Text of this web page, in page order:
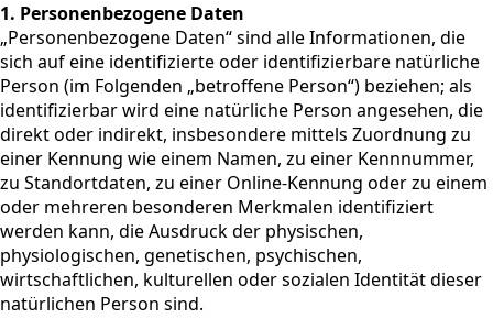
1. Personenbezogene Daten
„Personenbezogene Daten“ sind alle Informationen, die
sich auf eine identifizierte oder identifizierbare natürliche
Person (im Folgenden „betroffene Person“) beziehen; als
identifizierbar wird eine natürliche Person angesehen, die
direkt oder indirekt, insbesondere mittels Zuordnung zu
einer Kennung wie einem Namen, zu einer Kennnummer,
zu Standortdaten, zu einer Online-Kennung oder zu einem
oder mehreren besonderen Merkmalen identifiziert
werden kann, die Ausdruck der physischen,
physiologischen, genetischen, psychischen,
wirtschaftlichen, kulturellen oder sozialen Identität dieser
natürlichen Person sind.